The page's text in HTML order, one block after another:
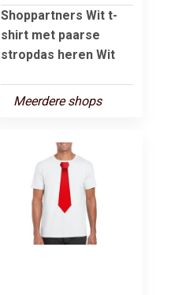
Shoppartners Wit t-
shirt met paarse
stropdas heren Wit
Meerdere shops